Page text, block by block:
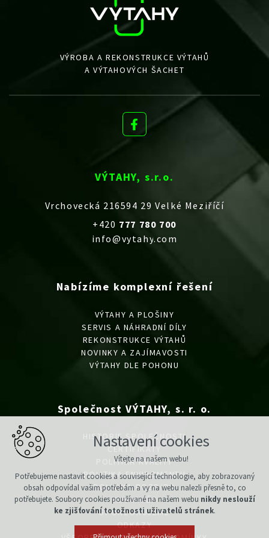
VÝROBA A REKONSTRUKCE VÝTAHŮ
A VÝTAHOVÝCH ŠACHET
Nabízíme komplexní řešení
VÝTAHY A PLOŠINY
SERVIS A NÁHRADNÍ DÍLY
REKONSTRUKCE VÝTAHŮ
NOVINKY A ZAJÍMAVOSTI
VÝTAHY DLE POHONU
Společnost VÝTAHY, s. r. o.
HISTORIE SPOLEČNOSTI
CERTIFIKÁTY
POLITIKA KVALITY
POLITIKA ENVIROMENTU
POLITIKA BOZP/PO
VLIV NA ŽP
SPONZORUJEME
ODKAZY
VÝTAHY, s.r.o.
Vrchovecká 216594 29 Velké Meziříčí
+420 777 780 700
info@vytahy.com
Nastavení cookies
Vítejte na našem webu!
Potřebujeme nastavit cookies a související technologie, aby zobrazovaný
obsah odpovídal vašim potřebám a vy na webu nalezli přesně to, co
potřebujete. Soubory cookies používané na našem webu nikdy neslouží
ke zjišťování totožnosti uživatelů stránek.